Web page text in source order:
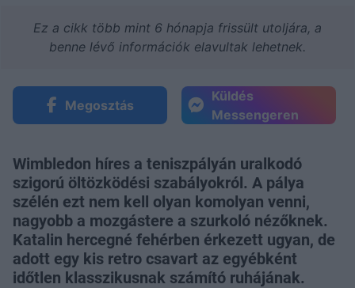
Ez a cikk több mint 6 hónapja frissült utoljára, a
benne lévő információk elavultak lehetnek.
Megosztás
Küldés
Messengeren
Wimbledon híres a teniszpályán uralkodó
szigorú öltözködési szabályokról. A pálya
szélén ezt nem kell olyan komolyan venni,
nagyobb a mozgástere a szurkoló nézőknek.
Katalin hercegné fehérben érkezett ugyan, de
adott egy kis retro csavart az egyébként
időtlen klasszikusnak számító ruhájának.